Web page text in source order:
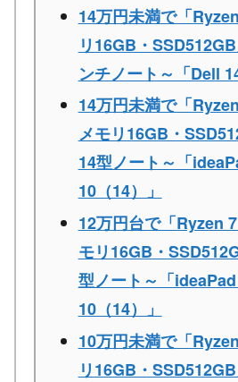
14万円未満で「
リ16GB・
ンチノート～「Dell
14万円未満で「
メモリ16GB・
14型ノート～「
10（14）」
12万円台で「Ryzen
モリ16GB・
型ノート～「
10（14）」
10万円未満で「
リ16GB・